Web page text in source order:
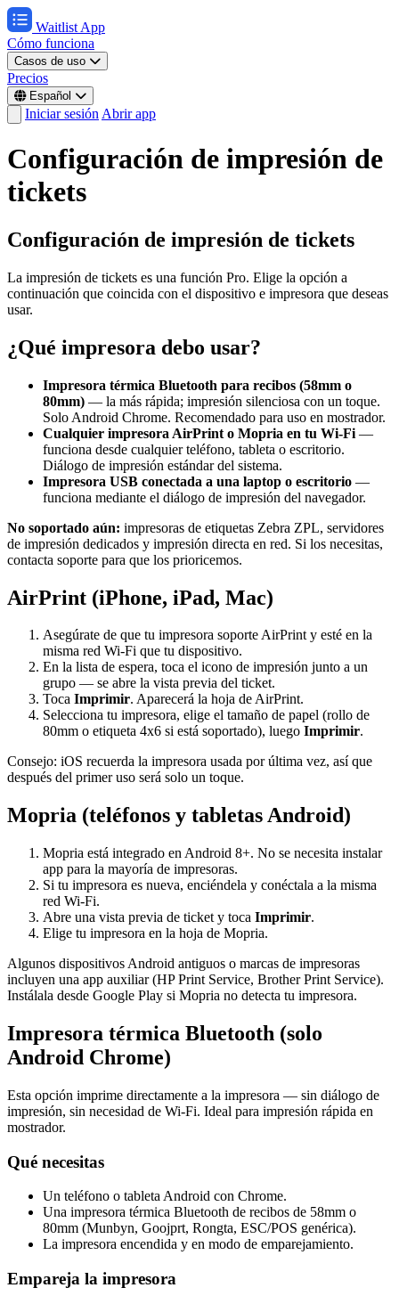
Waitlist App
Cómo funciona
Casos de uso
Precios
Español
Iniciar sesión Abrir app
Configuración de impresión de
tickets
Configuración de impresión de tickets
La impresión de tickets es una función Pro. Elige la opción a
continuación que coincida con el dispositivo e impresora que deseas
usar.
¿Qué impresora debo usar?
Impresora térmica Bluetooth para recibos (58mm o
80mm) — la más rápida; impresión silenciosa con un toque.
Solo Android Chrome. Recomendado para uso en mostrador.
Cualquier impresora AirPrint o Mopria en tu Wi-Fi —
funciona desde cualquier teléfono, tableta o escritorio.
Diálogo de impresión estándar del sistema.
Impresora USB conectada a una laptop o escritorio —
funciona mediante el diálogo de impresión del navegador.
No soportado aún: impresoras de etiquetas Zebra ZPL, servidores
de impresión dedicados y impresión directa en red. Si los necesitas,
contacta soporte para que los prioricemos.
AirPrint (iPhone, iPad, Mac)
Asegúrate de que tu impresora soporte AirPrint y esté en la
misma red Wi-Fi que tu dispositivo.
En la lista de espera, toca el icono de impresión junto a un
grupo — se abre la vista previa del ticket.
Toca Imprimir. Aparecerá la hoja de AirPrint.
Selecciona tu impresora, elige el tamaño de papel (rollo de
80mm o etiqueta 4x6 si está soportado), luego Imprimir.
Consejo: iOS recuerda la impresora usada por última vez, así que
después del primer uso será solo un toque.
Mopria (teléfonos y tabletas Android)
Mopria está integrado en Android 8+. No se necesita instalar
app para la mayoría de impresoras.
Si tu impresora es nueva, enciéndela y conéctala a la misma
red Wi-Fi.
Abre una vista previa de ticket y toca Imprimir.
Elige tu impresora en la hoja de Mopria.
Algunos dispositivos Android antiguos o marcas de impresoras
incluyen una app auxiliar (HP Print Service, Brother Print Service).
Instálala desde Google Play si Mopria no detecta tu impresora.
Impresora térmica Bluetooth (solo
Android Chrome)
Esta opción imprime directamente a la impresora — sin diálogo de
impresión, sin necesidad de Wi-Fi. Ideal para impresión rápida en
mostrador.
Qué necesitas
Un teléfono o tableta Android con Chrome.
Una impresora térmica Bluetooth de recibos de 58mm o
80mm (Munbyn, Goojprt, Rongta, ESC/POS genérica).
La impresora encendida y en modo de emparejamiento.
Empareja la impresora